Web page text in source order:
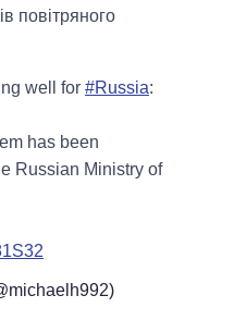
повітряного
well for #Russia:
has been
Russian Ministry of